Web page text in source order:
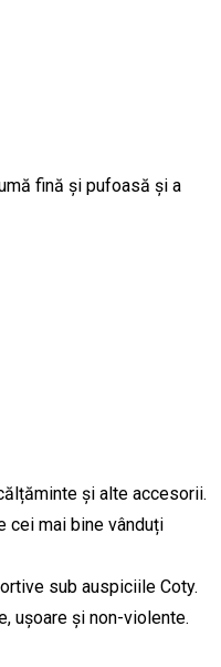
fină și pufoasă și a
și alte accesorii.
cei mai bine vânduți
sub auspiciile Coty.
ușoare și non-violente.